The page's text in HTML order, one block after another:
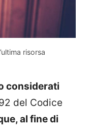
risorsa
considerati
del Codice
al fine di